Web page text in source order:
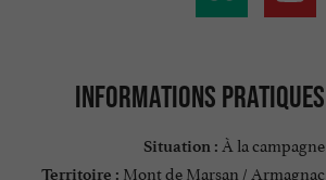
Informations pratiques
Situation : À la campagne
Territoire : Mont de Marsan / Armagnac